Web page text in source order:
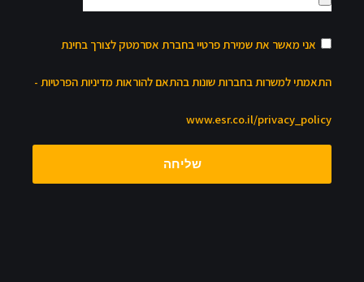
אני מאשר את שמירת פרטיי בחברת אסרמטק לצורך בחינת
התאמתי למשרות בחברות שונות בהתאם להוראות מדיניות הפרטיות -
www.esr.co.il/privacy_policy
שליחה